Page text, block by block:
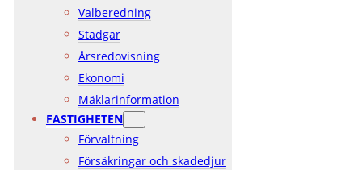
Valberedning
Stadgar
Årsredovisning
Ekonomi
Mäklarinformation
FASTIGHETEN
Förvaltning
Försäkringar och skadedjur